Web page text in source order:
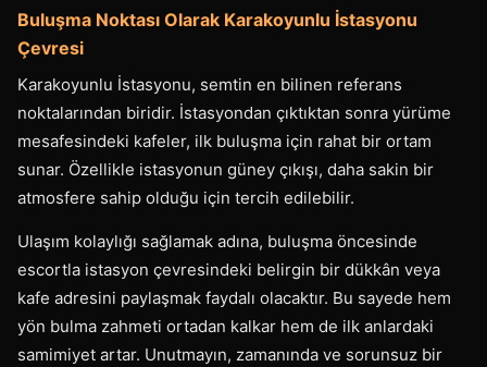
Buluşma Noktası Olarak Karakoyunlu İstasyonu
Çevresi
Karakoyunlu İstasyonu, semtin en bilinen referans
noktalarından biridir. İstasyondan çıktıktan sonra yürüme
mesafesindeki kafeler, ilk buluşma için rahat bir ortam
sunar. Özellikle istasyonun güney çıkışı, daha sakin bir
atmosfere sahip olduğu için tercih edilebilir.
Ulaşım kolaylığı sağlamak adına, buluşma öncesinde
escortla istasyon çevresindeki belirgin bir dükkân veya
kafe adresini paylaşmak faydalı olacaktır. Bu sayede hem
yön bulma zahmeti ortadan kalkar hem de ilk anlardaki
samimiyet artar. Unutmayın, zamanında ve sorunsuz bir